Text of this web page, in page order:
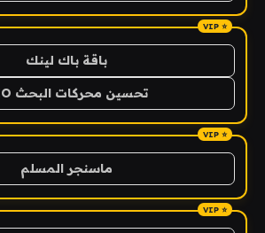
باقة باك لينك
تحسين محركات البحث SEO
ماسنجر المسلم